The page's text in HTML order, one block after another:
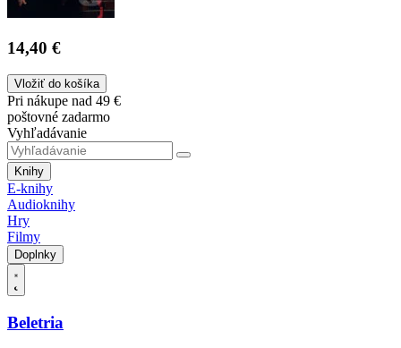
14,40 €
Vložiť do košíka
Pri nákupe nad 49 €
poštovné zadarmo
Vyhľadávanie
Knihy
E-knihy
Audioknihy
Hry
Filmy
Doplnky
Beletria